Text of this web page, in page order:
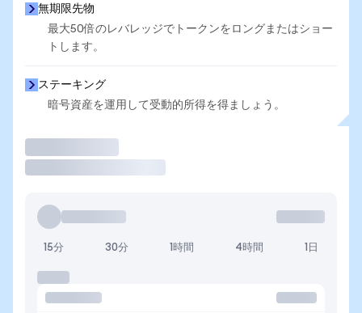
無期限先物
最大50倍のレバレッジでトークンをロングまたはショー
トします。
ステーキング
暗号資産を運用して受動的所得を得ましょう。
15分 30分 1時間 4時間 1日